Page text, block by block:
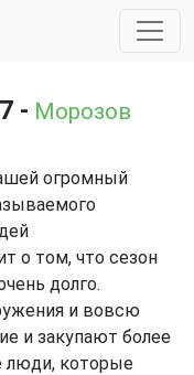
- Морозов
огромный
о том, что сезон
долго.
и вовсю
и закупают более
люди, которые